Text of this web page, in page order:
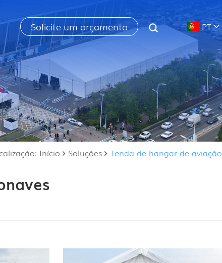
Solicite um orçamento PT
Início Soluções Tenda de hangar de aviação